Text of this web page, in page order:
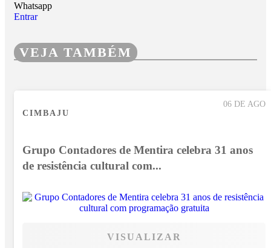
Whatsapp
Entrar
VEJA TAMBÉM
06 DE AGO
CIMBAJU
Grupo Contadores de Mentira celebra 31 anos
de resistência cultural com...
VISUALIZAR